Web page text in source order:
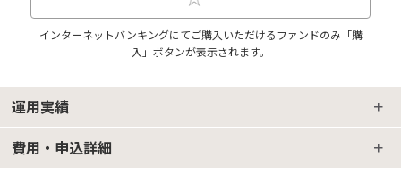
インターネットバンキングにてご購入いただけるファンドのみ「購
入」ボタンが表示されます。
運用実績
費用・申込詳細